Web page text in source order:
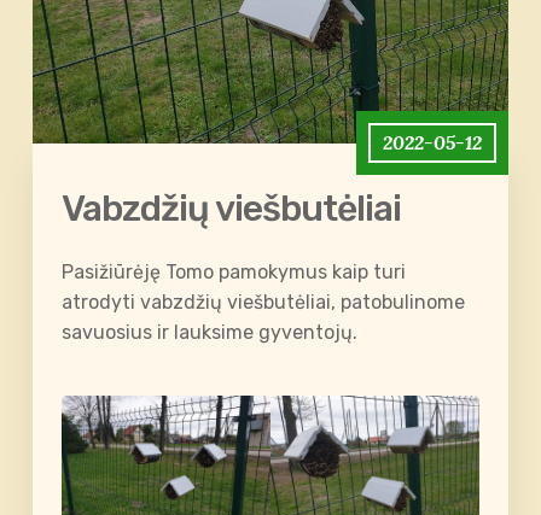
2022-05-12
Vabzdžių viešbutėliai
Pasižiūrėję Tomo pamokymus kaip turi
atrodyti vabzdžių viešbutėliai, patobulinome
savuosius ir lauksime gyventojų.